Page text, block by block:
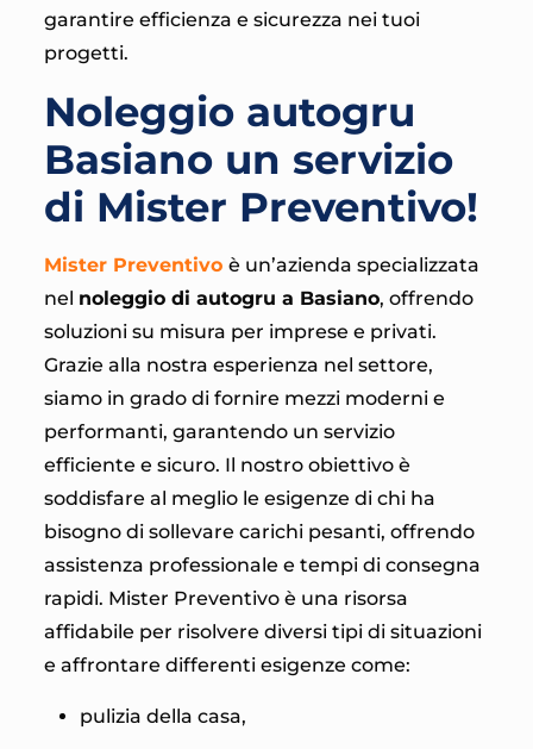
garantire efficienza e sicurezza nei tuoi
progetti.
Noleggio autogru
Basiano un servizio
di Mister Preventivo!
Mister Preventivo è un’azienda specializzata
nel noleggio di autogru a Basiano, offrendo
soluzioni su misura per imprese e privati.
Grazie alla nostra esperienza nel settore,
siamo in grado di fornire mezzi moderni e
performanti, garantendo un servizio
efficiente e sicuro. Il nostro obiettivo è
soddisfare al meglio le esigenze di chi ha
bisogno di sollevare carichi pesanti, offrendo
assistenza professionale e tempi di consegna
rapidi. Mister Preventivo è una risorsa
affidabile per risolvere diversi tipi di situazioni
e affrontare differenti esigenze come:
pulizia della casa,